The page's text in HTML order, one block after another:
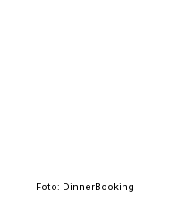
Foto: DinnerBooking